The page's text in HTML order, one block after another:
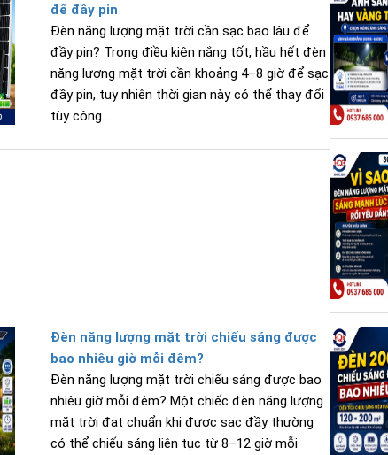
để đầy pin
Đèn năng lượng mặt trời cần sạc bao lâu để
đầy pin? Trong điều kiện nắng tốt, hầu hết đèn
năng lượng mặt trời cần khoảng 4–8 giờ để sạc
đầy pin, tuy nhiên thời gian này có thể thay đổi
tùy công...
Đèn năng lượng mặt trời chiếu sáng được
bao nhiêu giờ mỗi đêm?
Đèn năng lượng mặt trời chiếu sáng được bao
nhiêu giờ mỗi đêm? Một chiếc đèn năng lượng
mặt trời đạt chuẩn khi được sạc đầy thường
có thể chiếu sáng liên tục từ 8–12 giờ mỗi